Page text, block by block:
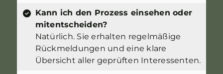
Kann ich den Prozess einsehen oder
mitentscheiden?
Natürlich. Sie erhalten regelmäßige
Rückmeldungen und eine klare
Übersicht aller geprüften Interessenten.